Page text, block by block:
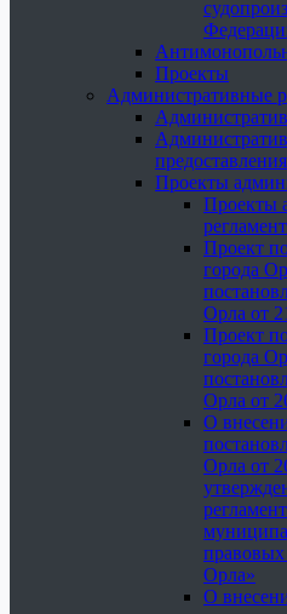
Проекты
Административные
Проекты
Проекты
Проект
города
Орла от
Проект
города
Орла от
О
Орла от
правовых
Орла»
О